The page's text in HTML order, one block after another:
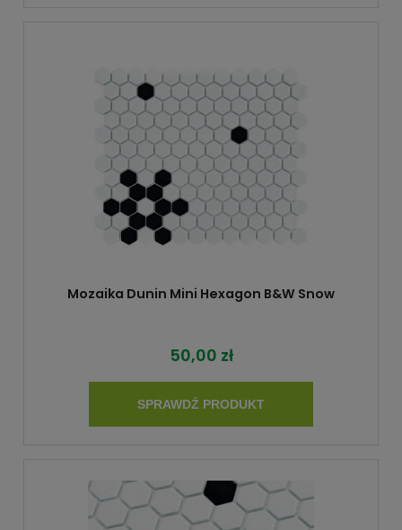
Mozaika Dunin Mini Hexagon B&W Snow
50,00 zł
SPRAWDŹ PRODUKT